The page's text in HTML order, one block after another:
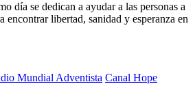
día se dedican a ayudar a las personas a
encontrar libertad, sanidad y esperanza en
Mundial Adventista Canal Hope